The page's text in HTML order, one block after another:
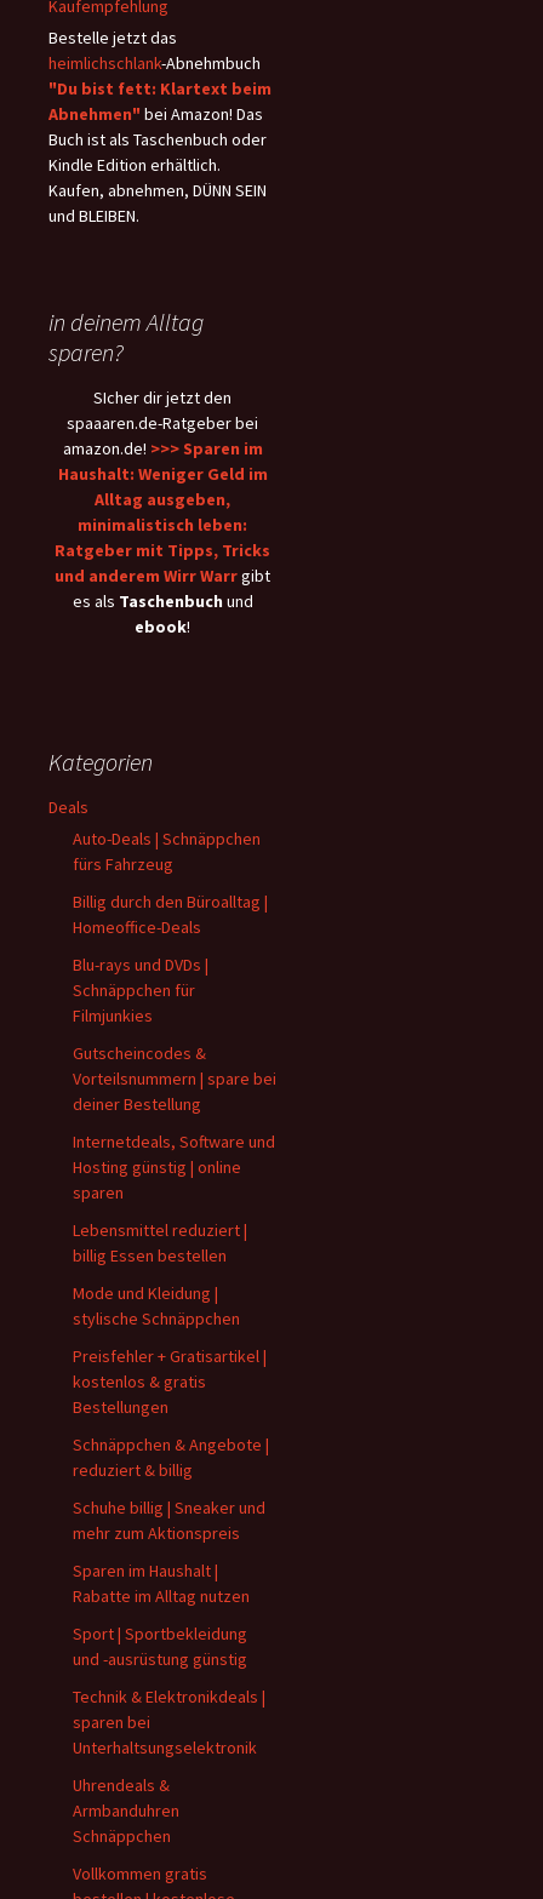
Bestelle jetzt das
heimlichschlank-Abnehmbuch
"Du bist fett: Klartext beim
Abnehmen" bei Amazon! Das
Buch ist als Taschenbuch oder
Kindle Edition erhältlich.
Kaufen, abnehmen, DÜNN SEIN
und BLEIBEN.
in deinem Alltag
sparen?
SIcher dir jetzt den
spaaaren.de-Ratgeber bei
amazon.de! >>> Sparen im
Haushalt: Weniger Geld im
Alltag ausgeben,
minimalistisch leben:
Ratgeber mit Tipps, Tricks
und anderem Wirr Warrgibt
es als Taschenbuch und
ebook!
Kategorien
Deals
Auto-Deals | Schnäppchen
fürs Fahrzeug
Billig durch den Büroalltag |
Homeoffice-Deals
Blu-rays und DVDs |
Schnäppchen für
Filmjunkies
Gutscheincodes &
Vorteilsnummern | spare bei
deiner Bestellung
Internetdeals, Software und
Hosting günstig | online
sparen
Lebensmittel reduziert |
billig Essen bestellen
Mode und Kleidung |
stylische Schnäppchen
Preisfehler + Gratisartikel |
kostenlos & gratis
Bestellungen
Schnäppchen & Angebote |
reduziert & billig
Schuhe billig | Sneaker und
mehr zum Aktionspreis
Sparen im Haushalt |
Rabatte im Alltag nutzen
Sport | Sportbekleidung
und -ausrüstung günstig
Technik & Elektronikdeals |
sparen bei
Unterhaltsungselektronik
Uhrendeals &
Armbanduhren
Schnäppchen
Vollkommen gratis